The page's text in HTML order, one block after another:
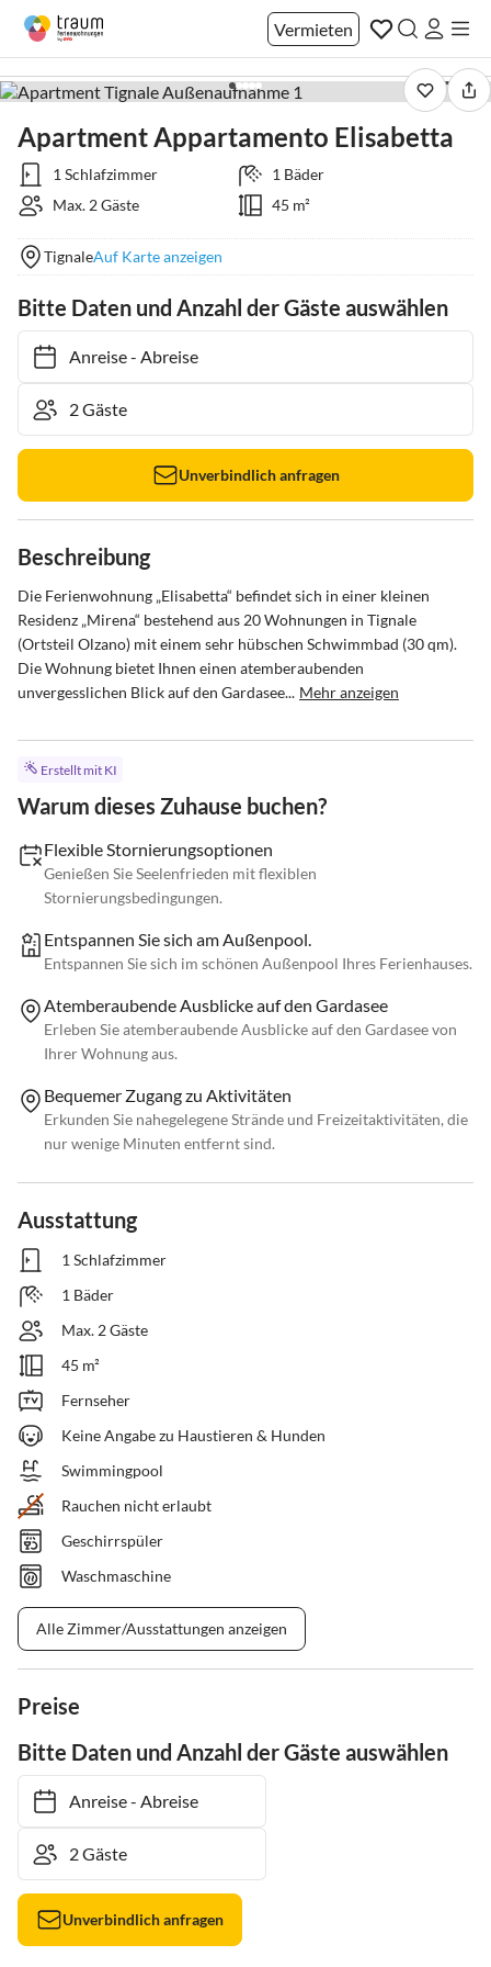
Vermieten
1 / 11
Apartment Appartamento Elisabetta
1 Schlafzimmer
1 Bäder
Max. 2 Gäste
45 m²
TignaleAuf Karte anzeigen
Bitte Daten und Anzahl der Gäste auswählen
Anreise- Abreise
Unverbindlich anfragen
Beschreibung
Die Ferienwohnung „Elisabetta“ befindet sich in einer kleinen
Residenz „Mirena“ bestehend aus 20 Wohnungen in Tignale
(Ortsteil Olzano) mit einem sehr hübschen Schwimmbad (30 qm).
Die Wohnung bietet Ihnen einen atemberaubenden
unvergesslichen Blick auf den Gardasee... Mehr anzeigen
Erstellt mit KI
Warum dieses Zuhause buchen?
Flexible Stornierungsoptionen
Genießen Sie Seelenfrieden mit flexiblen
Stornierungsbedingungen.
Entspannen Sie sich am Außenpool.
Entspannen Sie sich im schönen Außenpool Ihres Ferienhauses.
Atemberaubende Ausblicke auf den Gardasee
Erleben Sie atemberaubende Ausblicke auf den Gardasee von
Ihrer Wohnung aus.
Bequemer Zugang zu Aktivitäten
Erkunden Sie nahegelegene Strände und Freizeitaktivitäten, die
nur wenige Minuten entfernt sind.
Ausstattung
1 Schlafzimmer
1 Bäder
Max. 2 Gäste
45 m²
Fernseher
Keine Angabe zu Haustieren & Hunden
Swimmingpool
Rauchen nicht erlaubt
Geschirrspüler
Waschmaschine
Alle Zimmer/Ausstattungen anzeigen
Preise
Bitte Daten und Anzahl der Gäste auswählen
Anreise- Abreise
Unverbindlich anfragen